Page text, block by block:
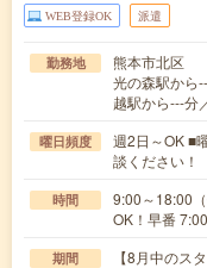
WEB登録OK 派遣
勤務地
熊本市北区
光の森駅から
越駅から---分
曜日頻度
週2日～OK ■
談ください！
時間
9:00～18:00
OK！早番
期間
【8月中のス